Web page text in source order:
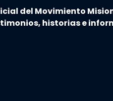
del Movimiento
historias e